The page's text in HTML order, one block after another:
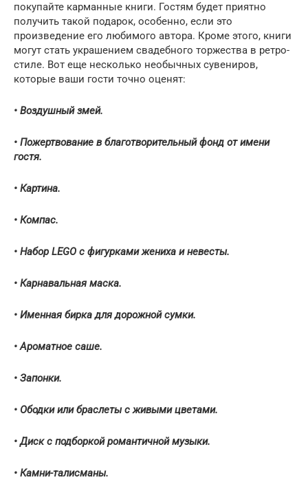
покупайте карманные книги. Гостям будет приятно
получить такой подарок, особенно, если это
произведение его любимого автора. Кроме этого, книги
могут стать украшением свадебного торжества в ретро-
стиле. Вот еще несколько необычных сувениров,
которые ваши гости точно оценят:
• Воздушный змей.
• Пожертвование в благотворительный фонд от имени
гостя.
• Картина.
• Компас.
• Набор LEGO с фигурками жениха и невесты.
• Карнавальная маска.
• Именная бирка для дорожной сумки.
• Ароматное саше.
• Запонки.
• Ободки или браслеты с живыми цветами.
• Диск с подборкой романтичной музыки.
• Камни-талисманы.